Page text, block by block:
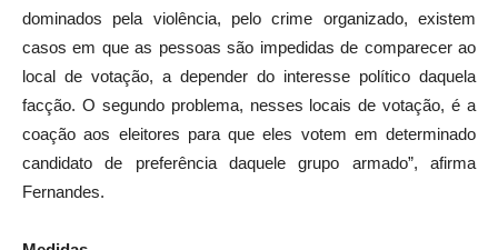
dominados pela violência, pelo crime organizado, existem
casos em que as pessoas são impedidas de comparecer ao
local de votação, a depender do interesse político daquela
facção. O segundo problema, nesses locais de votação, é a
coação aos eleitores para que eles votem em determinado
candidato de preferência daquele grupo armado”, afirma
Fernandes.